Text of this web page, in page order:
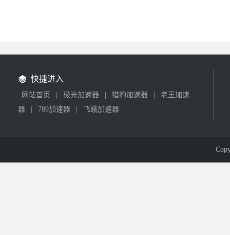
快捷进入
网站首页 极光加速器 猎豹加速器
老王加速
器
789加速器 飞蛾加速器